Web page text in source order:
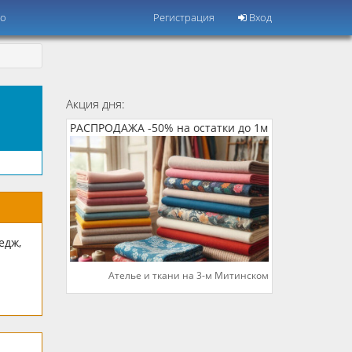
Регистрация Вход
Акция дня:
РАСПРОДАЖА -50% на остатки до 1м
Ателье и ткани на 3-м Митинском